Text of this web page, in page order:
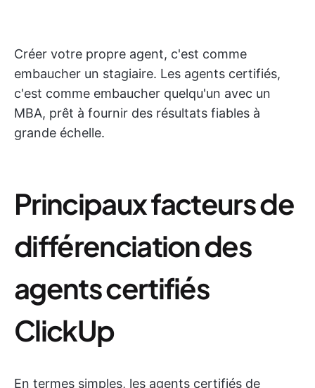
Créer votre propre agent, c'est comme
embaucher un stagiaire. Les agents certifiés,
c'est comme embaucher quelqu'un avec un
MBA, prêt à fournir des résultats fiables à
grande échelle.
Principaux facteurs de
différenciation des
agents certifiés
ClickUp
En termes simples, les agents certifiés de